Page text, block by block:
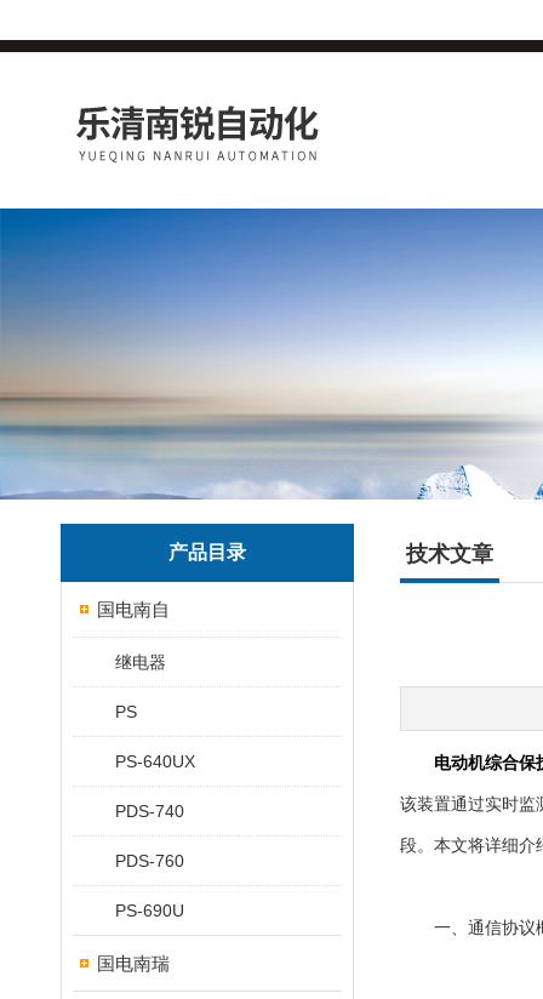
产品目录
国电南自
继电器
PS
PS-640UX
PDS-740
PDS-760
PS-690U
国电南瑞
技术文章
电动机综合保
该装置通过实时监
段。本文将详细介
一、通信协议